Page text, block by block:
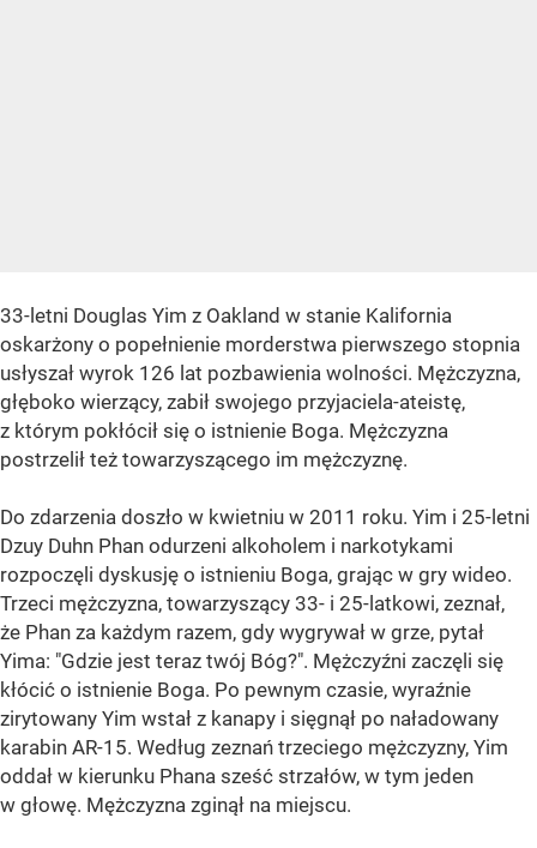
33-letni Douglas Yim z Oakland w stanie Kalifornia
oskarżony o popełnienie morderstwa pierwszego stopnia
usłyszał wyrok 126 lat pozbawienia wolności. Mężczyzna,
głęboko wierzący, zabił swojego przyjaciela-ateistę,
z którym pokłócił się o istnienie Boga. Mężczyzna
postrzelił też towarzyszącego im mężczyznę.
Do zdarzenia doszło w kwietniu w 2011 roku. Yim i 25-letni
Dzuy Duhn Phan odurzeni alkoholem i narkotykami
rozpoczęli dyskusję o istnieniu Boga, grając w gry wideo.
Trzeci mężczyzna, towarzyszący 33- i 25-latkowi, zeznał,
że Phan za każdym razem, gdy wygrywał w grze, pytał
Yima: "Gdzie jest teraz twój Bóg?". Mężczyźni zaczęli się
kłócić o istnienie Boga. Po pewnym czasie, wyraźnie
zirytowany Yim wstał z kanapy i sięgnął po naładowany
karabin AR-15. Według zeznań trzeciego mężczyzny, Yim
oddał w kierunku Phana sześć strzałów, w tym jeden
w głowę. Mężczyzna zginął na miejscu.